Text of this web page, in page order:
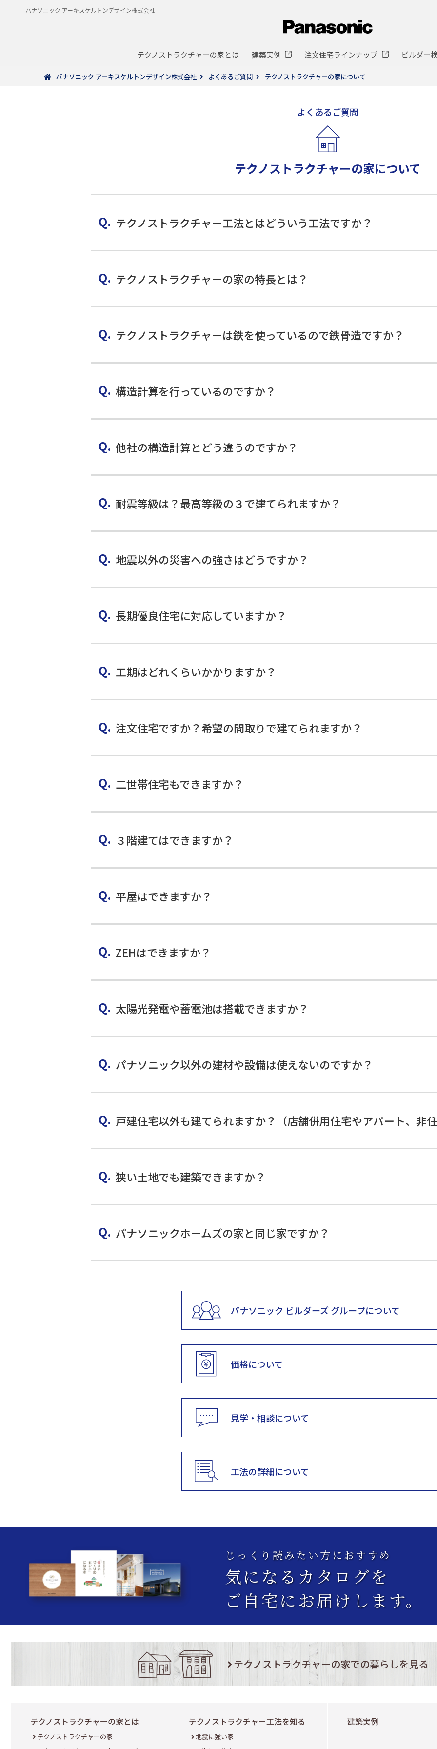
パナソニック アーキスケルトンデザイン株式会社
テクノストラクチャーの家とは 建築実例 注文住宅ラインナップ ビルダー
パナソニック アーキスケルトンデザイン株式会社 よくあるご質問 テクノストラクチャーの家について
よくあるご質問
テクノストラクチャーの家について
テクノストラクチャー工法とはどういう工法ですか？
テクノストラクチャーの家の特長とは？
テクノストラクチャーは鉄を使っているので鉄骨造ですか？
構造計算を行っているのですか？
他社の構造計算とどう違うのですか？
耐震等級は？最高等級の３で建てられますか？
地震以外の災害への強さはどうですか？
長期優良住宅に対応していますか？
工期はどれくらいかかりますか？
注文住宅ですか？希望の間取りで建てられますか？
二世帯住宅もできますか？
３階建てはできますか？
平屋はできますか？
ZEHはできますか？
太陽光発電や蓄電池は搭載できますか？
パナソニック以外の建材や設備は使えないのですか？
戸建住宅以外も建てられますか？（店舗併用住宅やアパート、非住
狭い土地でも建築できますか？
パナソニックホームズの家と同じ家ですか？
パナソニック ビルダーズ グループについて
価格について
見学・相談について
工法の詳細について
じっくり読みたい方におすすめ
気になるカタログを
ご自宅にお届けします。
テクノストラクチャーの家での暮らしを見る
テクノストラクチャーの家とは
テクノストラクチャーの家
テクノストラクチャー工法を知る
地震に強い家
建築実例